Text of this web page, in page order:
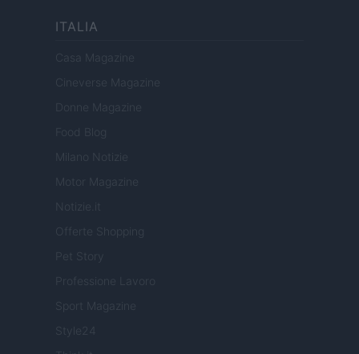
ITALIA
Casa Magazine
Cineverse Magazine
Donne Magazine
Food Blog
Milano Notizie
Motor Magazine
Notizie.it
Offerte Shopping
Pet Story
Professione Lavoro
Sport Magazine
Style24